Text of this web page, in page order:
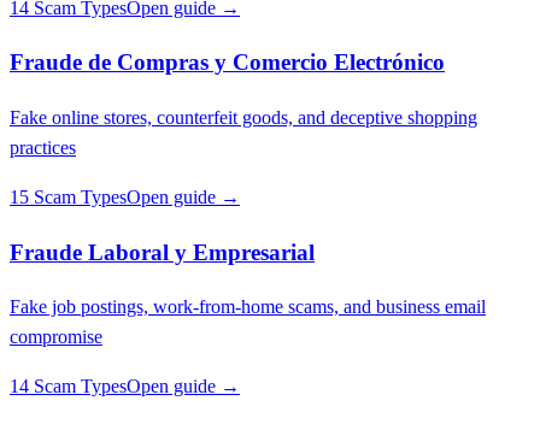
14 Scam TypesOpen guide →
Fraude de Compras y Comercio Electrónico
Fake online stores, counterfeit goods, and deceptive shopping
practices
15 Scam TypesOpen guide →
Fraude Laboral y Empresarial
Fake job postings, work-from-home scams, and business email
compromise
14 Scam TypesOpen guide →